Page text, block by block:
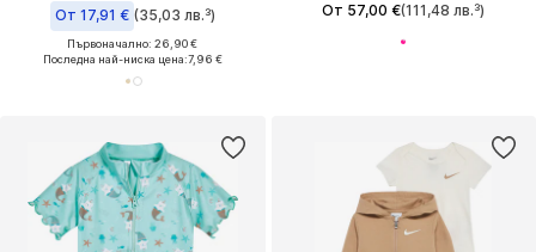
От 17,91 € (35,03 лв.³)
Първоначално: 26,90 €
Последна най-ниска цена:7,96 €
От 57,00 €(111,48 лв.³)